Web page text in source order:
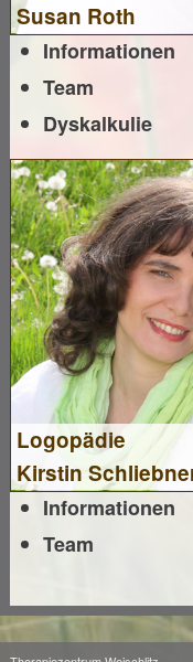
Susan Roth
Informationen
Team
Dyskalkulie
Logopädie
Kirstin
Informationen
Team